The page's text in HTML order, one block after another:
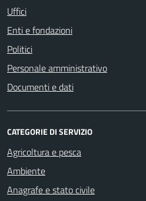
Uffici
Enti e fondazioni
Politici
Personale amministrativo
Documenti e dati
CATEGORIE DI SERVIZIO
Agricoltura e pesca
Ambiente
Anagrafe e stato civile